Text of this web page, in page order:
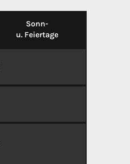
Sonn-
u. Feiertage